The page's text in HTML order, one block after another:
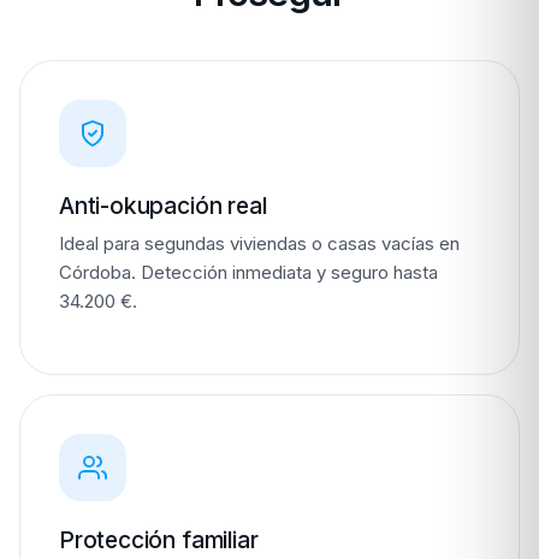
Anti-okupación real
Ideal para segundas viviendas o casas vacías en
Córdoba. Detección inmediata y seguro hasta
34.200 €.
Protección familiar